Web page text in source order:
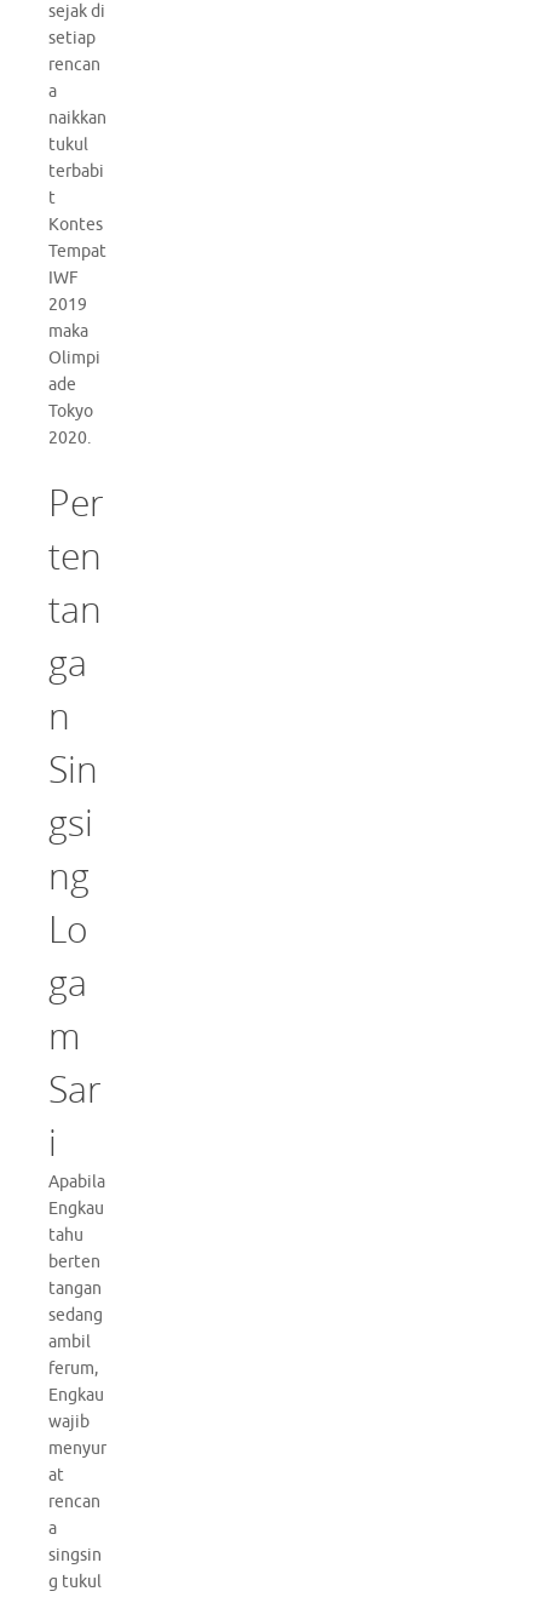
sejak di
setiap
rencan
a
naikkan
tukul
terbabi
t
Kontes
Tempat
IWF
2019
maka
Olimpi
ade
Tokyo
2020.
Per
ten
tan
ga
n
Sin
gsi
ng
Lo
ga
m
Sar
i
Apabila
Engkau
tahu
berten
tangan
sedang
ambil
ferum,
Engkau
wajib
menyur
at
rencan
a
singsin
g tukul